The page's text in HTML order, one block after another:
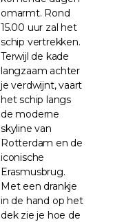
omarmt. Rond
15.00 uur zal het
schip vertrekken.
Terwijl de kade
langzaam achter
je verdwijnt, vaart
het schip langs
de moderne
skyline van
Rotterdam en de
iconische
Erasmusbrug.
Met een drankje
in de hand op het
dek zie je hoe de